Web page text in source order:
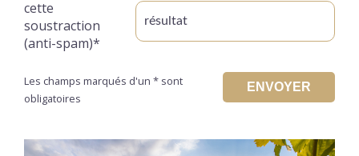
cette
soustraction
(anti-spam)*
Les champs marqués d'un * sont
obligatoires
ENVOYER